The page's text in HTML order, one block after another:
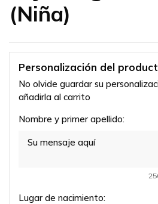
(Niña)
Personalización del
No olvide guardar su
añadirla al carrito
Nombre y primer apellido:
Lugar de nacimiento: